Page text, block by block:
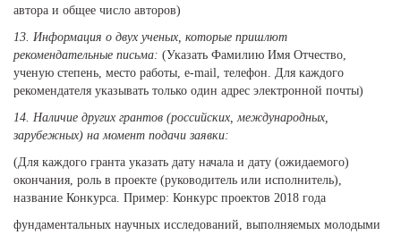
автора и общее число авторов)
13. Информация о двух ученых, которые пришлют
рекомендательные письма: (Указать Фамилию Имя Отчество,
ученую степень, место работы, e-mail, телефон. Для каждого
рекомендателя указывать только один адрес электронной почты)
14. Наличие других грантов (российских, международных,
зарубежных) на момент подачи заявки:
(Для каждого гранта указать дату начала и дату (ожидаемого)
окончания, роль в проекте (руководитель или исполнитель),
название Конкурса. Пример: Конкурс проектов 2018 года
фундаментальных научных исследований, выполняемых молодыми